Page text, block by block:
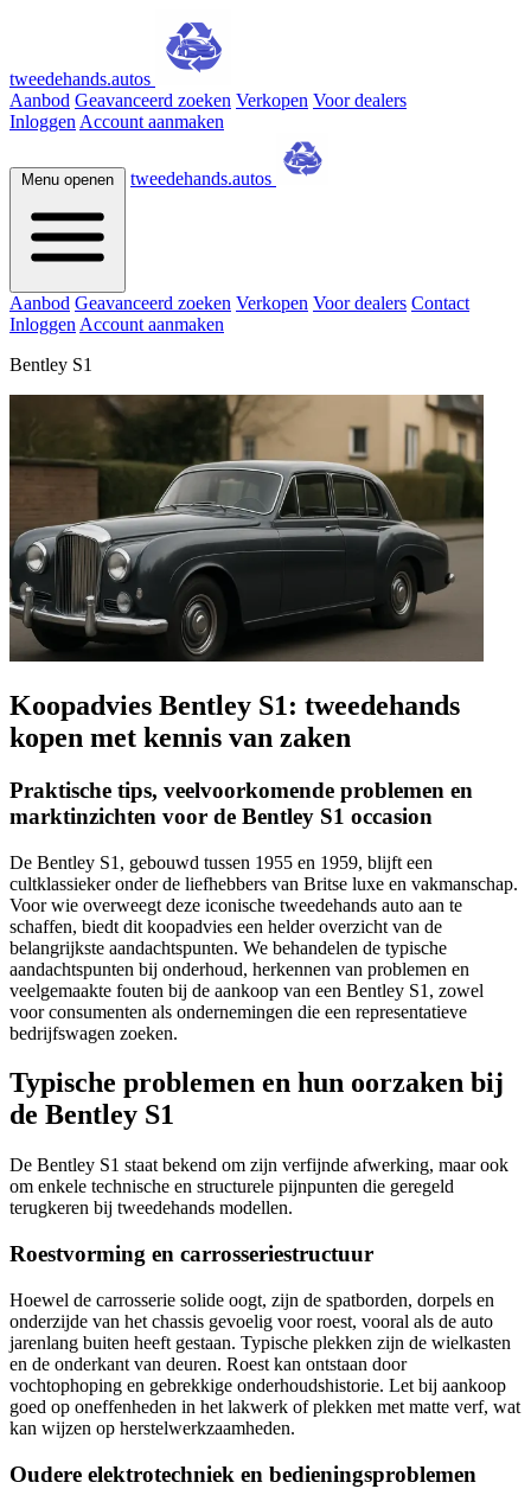
tweedehands.autos
Aanbod Geavanceerd zoeken Verkopen Voor dealers
Inloggen Account aanmaken
Menu openen tweedehands.autos
Aanbod Geavanceerd zoeken Verkopen Voor dealers Contact
Inloggen Account aanmaken
Bentley S1
Koopadvies Bentley S1: tweedehands
kopen met kennis van zaken
Praktische tips, veelvoorkomende problemen en
marktinzichten voor de Bentley S1 occasion
De Bentley S1, gebouwd tussen 1955 en 1959, blijft een
cultklassieker onder de liefhebbers van Britse luxe en vakmanschap.
Voor wie overweegt deze iconische tweedehands auto aan te
schaffen, biedt dit koopadvies een helder overzicht van de
belangrijkste aandachtspunten. We behandelen de typische
aandachtspunten bij onderhoud, herkennen van problemen en
veelgemaakte fouten bij de aankoop van een Bentley S1, zowel
voor consumenten als ondernemingen die een representatieve
bedrijfswagen zoeken.
Typische problemen en hun oorzaken bij
de Bentley S1
De Bentley S1 staat bekend om zijn verfijnde afwerking, maar ook
om enkele technische en structurele pijnpunten die geregeld
terugkeren bij tweedehands modellen.
Roestvorming en carrosseriestructuur
Hoewel de carrosserie solide oogt, zijn de spatborden, dorpels en
onderzijde van het chassis gevoelig voor roest, vooral als de auto
jarenlang buiten heeft gestaan. Typische plekken zijn de wielkasten
en de onderkant van deuren. Roest kan ontstaan door
vochtophoping en gebrekkige onderhoudshistorie. Let bij aankoop
goed op oneffenheden in het lakwerk of plekken met matte verf, wat
kan wijzen op herstelwerkzaamheden.
Oudere elektrotechniek en bedieningsproblemen